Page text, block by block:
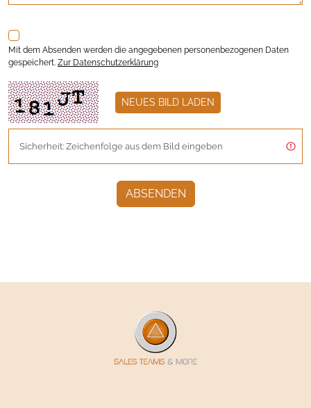
Mit dem Absenden werden die angegebenen personenbezogenen Daten
gespeichert. Zur Datenschutzerklärung
NEUES BILD LADEN
ABSENDEN